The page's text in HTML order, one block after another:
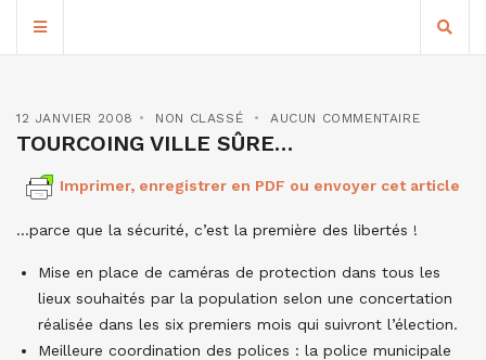
12 JANVIER 2008 NON CLASSÉ AUCUN COMMENTAIRE
TOURCOING VILLE SÛRE…
Imprimer, enregistrer en PDF ou envoyer cet article
…parce que la sécurité, c’est la première des libertés !
Mise en place de caméras de protection dans tous les
lieux souhaités par la population selon une concertation
réalisée dans les six premiers mois qui suivront l’élection.
Meilleure coordination des polices : la police municipale